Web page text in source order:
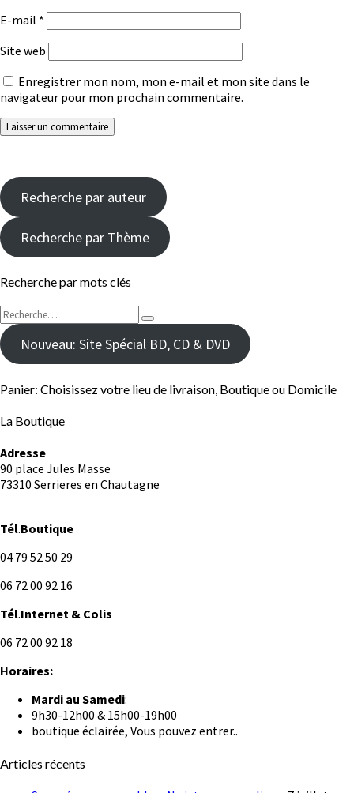
E-mail *
Site web
Enregistrer mon nom, mon e-mail et mon site dans le
navigateur pour mon prochain commentaire.
Recherche par auteur
Recherche par Thème
Recherche par mots clés
Rechercher :
Recherche
Nouveau: Site Spécial BD, CD & DVD
Panier: Choisissez votre lieu de livraison, Boutique ou Domicile
La Boutique
Adresse
90 place Jules Masse
73310 Serrieres en Chautagne
Tél.Boutique
04 79 52 50 29
06 72 00 92 16
Tél.Internet & Colis
06 72 00 92 18
Horaires:
Mardi au Samedi:
9h30-12h00 & 15h00-19h00
boutique éclairée, Vous pouvez entrer..
Articles récents